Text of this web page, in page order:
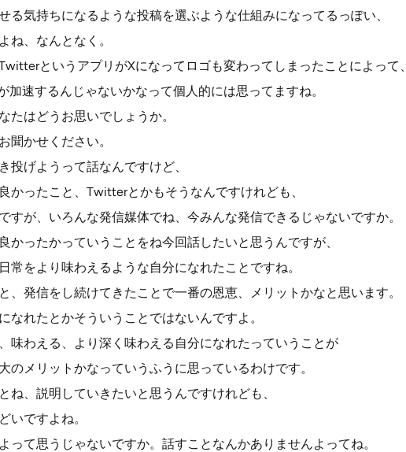
る気持ちになるような投稿を選ぶような仕組みになってるっぽい、
ね、なんとなく。
というアプリがXになってロゴも変わってしまったことによって、
加速するんじゃないかなって個人的には思ってますね。
たはどうお思いでしょうか。
聞かせください。
投げようって話なんですけど、
かったこと、Twitterとかもそうなんですけれども、
すが、いろんな発信媒体でね、今みんな発信できるじゃないですか。
かったかっていうことをね今回話したいと思うんですが、
常をより味わえるような自分になれたことですね。
、発信をし続けてきたことで一番の恩恵、メリットかなと思います。
なれたとかそういうことではないんですよ。
味わえる、より深く味わえる自分になれたっていうことが
のメリットかなっていうふうに思っているわけです。
ね、説明していきたいと思うんですけれども、
いですよね。
って思うじゃないですか。話すことなんかありませんよってね。